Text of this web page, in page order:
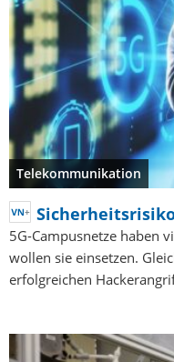
Telekommunikation
5G-Campusnetze haben
wollen sie einsetzen.
erfolgreichen